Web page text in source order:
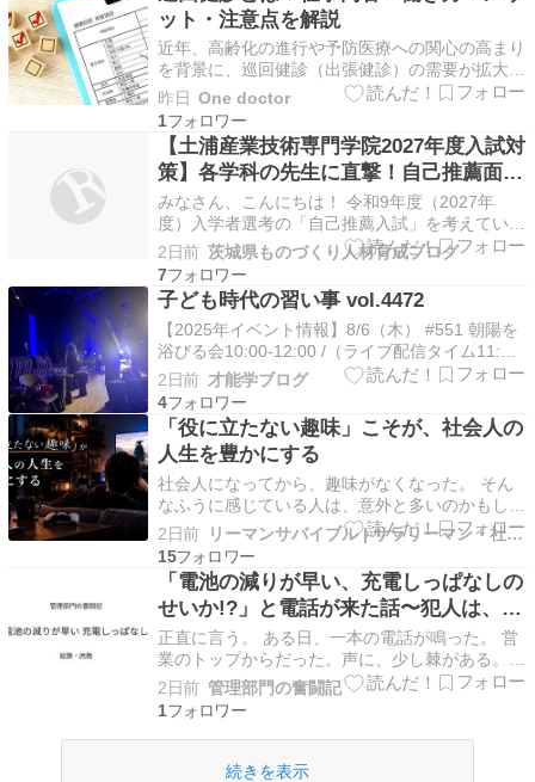
医・光井明希が率…
ット・注意点を解説
近年、高齢化の進行や予防医療への関心の高まり
を背景に、巡回健診（出張健診）の需要が拡大し
ています。巡回健診は、企業や学校、自治体など
へ医療スタッフが出向き、健康診断を実施する医
療サービスです。病気の早期発見・早期治療につ
ながる重要な役割を担うとともに、医師にとって
は柔軟な働き方…
昨日 One doctor
1
【土浦産業技術専門学院2027年度入試対
策】各学科の先生に直撃！自己推薦面接
で合格を掴むポイント＆志望理由のまと
め
みなさん、こんにちは！ 令和9年度（2027年
度）入学者選考の「自己推薦入試」を考えている
受験生のみなさん、準備は順調ですか？ 「面接
で何を聞かれるんだろう…」 「志望理由ってど
う書けばいいの？」 「専門知識がないと落ちる
のかな…」 そんな不安を解消するため、今回は
各学科の先生方…
2日前 茨城県ものづくり人材育成ブログ
7
子ども時代の習い事 vol.4472
【2025年イベント情報】8/6（木） #551 朝陽を
浴びる会10:00-12:00 /（ライブ配信タイム11:30-
12:00）【詳細】8/20（日）：8月度右脳人会
2026今年のテーマ：#ピンに寄せる #時代を記録
する #本当の自分を表現する --vol.4472ネットを
通…
2日前 才能学ブログ
4
「役に立たない趣味」こそが、社会人の
人生を豊かにする
社会人になってから、趣味がなくなった。 そん
なふうに感じている人は、意外と多いのかもしれ
ない。 学生のころはゲームに夢中になったり、
映画を観たり、音楽を聴いたりしていた。それが
働き始めると、平日は仕事をして帰るだけ。休日
も、疲れを取っているうちに終わってしまう。
好きなものが完…
2日前
リーマンサバイブル | サラリーマン・社会人向け情報メディア
15
「電池の減りが早い、充電しっぱなしの
せいか!?」と電話が来た話〜犯人は、別
にいた〜
正直に言う。 ある日、一本の電話が鳴った。 営
業のトップからだった。声に、少し棘がある。
「おい、会社のスマホ、電池の減りが早すぎる。
仕事にならん。交換してくれ。いや、いっそ新品
にしてくれ」 相変わらず、ぐいぐい来る人だ。
外を飛び回って仕事を取ってくる、頼れる人では
ある。ただ、…
2日前 管理部門の奮闘記
1
続きを表示